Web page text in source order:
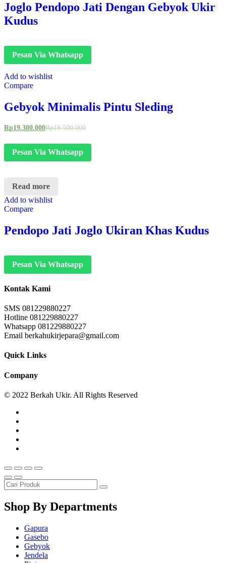
Joglo Pendopo Jati Dengan Gebyok Ukir
Kudus
Pesan Via Whatsapp
Add to wishlist
Compare
Gebyok Minimalis Pintu Sleding
Rp19.300.000Rp19.500.000
Pesan Via Whatsapp
Read more
Add to wishlist
Compare
Pendopo Jati Joglo Ukiran Khas Kudus
Pesan Via Whatsapp
Kontak Kami
SMS 081229880227
Hotline 081229880227
Whatsapp 081229880227
Email berkahukirjepara@gmail.com
Quick Links
Company
© 2022 Berkah Ukir. All Rights Reserved
Shop By Departments
Gapura
Gasebo
Gebyok
Jendela